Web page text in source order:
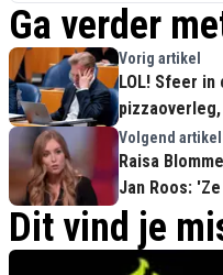
Ga verder
Vorig artikel
LOL! Sfeer
Volgend artikel
Raisa
Jan Roos:
opiniemakers'
Dit vind je